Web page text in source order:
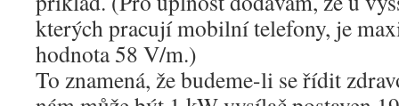
kterých pracují mobilní telefony, je
hodnota 58 V/m.)
To znamená, že budeme-li se řídit